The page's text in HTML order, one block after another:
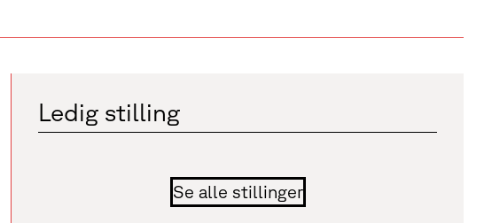
Ledig stilling
Se alle stillinger